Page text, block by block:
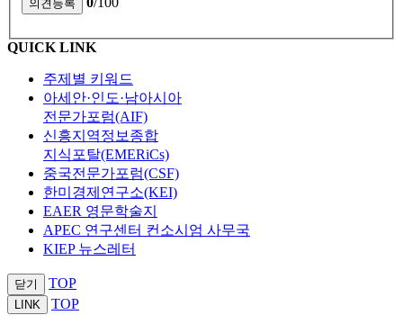
QUICK LINK
주제별 키워드
아세안·인도·남아시아
전문가포럼(AIF)
신흥지역정보종합
지식포탈(EMERiCs)
중국전문가포럼(CSF)
한미경제연구소(KEI)
EAER 영문학술지
APEC 연구센터 컨소시엄 사무국
KIEP 뉴스레터
닫기 TOP
LINK TOP